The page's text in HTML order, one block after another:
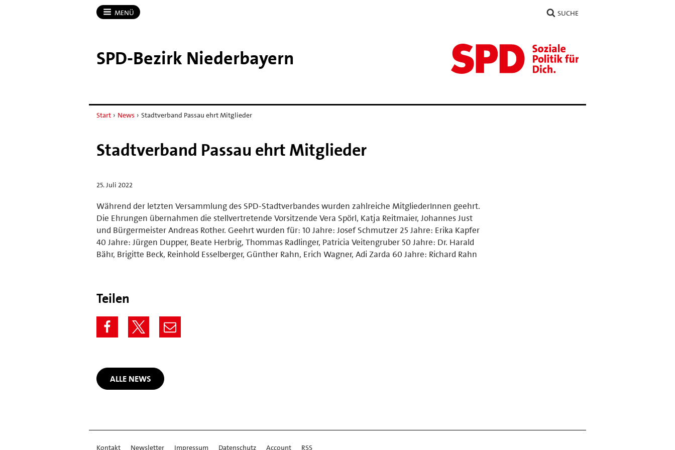
MENÜ SUCHE
SPD-​Bezirk Niederbayern
Start › News › Stadtverband Passau ehrt Mitglieder
Stadtverband Passau ehrt Mitglieder
25. Juli 2022
Während der letzten Versammlung des SPD-Stadtverbandes wurden zahlreiche MitgliederInnen geehrt.
Die Ehrungen übernahmen die stellvertretende Vorsitzende Vera Spörl, Katja Reitmaier, Johannes Just
und Bürgermeister Andreas Rother. Geehrt wurden für: 10 Jahre: Josef Schmutzer 25 Jahre: Erika Kapfer
40 Jahre: Jürgen Dupper, Beate Herbrig, Thommas Radlinger, Patricia Veitengruber 50 Jahre: Dr. Harald
Bähr, Brigitte Beck, Reinhold Esselberger, Günther Rahn, Erich Wagner, Adi Zarda 60 Jahre: Richard Rahn
Teilen
ALLE NEWS
Kontakt Newsletter Impressum Datenschutz Account RSS